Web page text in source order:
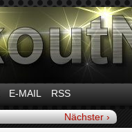
E-MAIL RSS
Nächster ›